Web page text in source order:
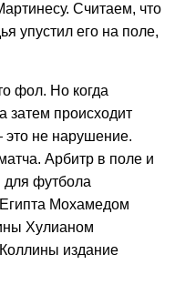
Считаем, что
упустил его на поле,
фол. Но когда
затем происходит
не нарушение.
Арбитр в поле и
для футбола
Мохамедом
Хулианом
издание